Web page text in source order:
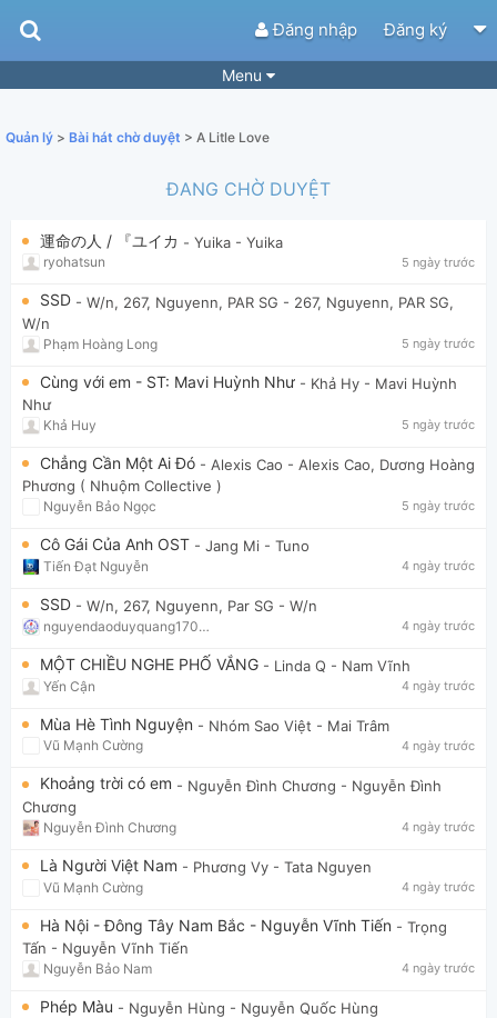
Đăng nhập Đăng ký
Menu
Tìm theo hợp âm
Tắt quảng cáo
Quản lý > Bài hát chờ duyệt > A Litle Love
ĐANG CHỜ DUYỆT
運命の人 / 『ユイカ - Yuika - Yuika
ryohatsun 5 ngày trước
SSD - W/n, 267, Nguyenn, PAR SG - 267, Nguyenn, PAR SG,
W/n
Phạm Hoàng Long 5 ngày trước
Cùng với em - ST: Mavi Huỳnh Như - Khả Hy - Mavi Huỳnh
Như
Khả Huy 5 ngày trước
Chẳng Cần Một Ai Đó - Alexis Cao - Alexis Cao, Dương Hoàng
Phương ( Nhuộm Collective )
Nguyễn Bảo Ngọc 5 ngày trước
Cô Gái Của Anh OST - Jang Mi - Tuno
Tiến Đạt Nguyễn 4 ngày trước
SSD - W/n, 267, Nguyenn, Par SG - W/n
nguyendaoduyquang17021 4 ngày trước
MỘT CHIỀU NGHE PHỐ VẮNG - Linda Q - Nam Vĩnh
Yến Cận 4 ngày trước
Mùa Hè Tình Nguyện - Nhóm Sao Việt - Mai Trâm
Vũ Mạnh Cường 4 ngày trước
Khoảng trời có em - Nguyễn Đình Chương - Nguyễn Đình
Chương
Nguyễn Đình Chương 4 ngày trước
Là Người Việt Nam - Phương Vy - Tata Nguyen
Vũ Mạnh Cường 4 ngày trước
Hà Nội - Đông Tây Nam Bắc - Nguyễn Vĩnh Tiến - Trọng
Tấn - Nguyễn Vĩnh Tiến
Nguyễn Bảo Nam 4 ngày trước
Phép Màu - Nguyễn Hùng - Nguyễn Quốc Hùng